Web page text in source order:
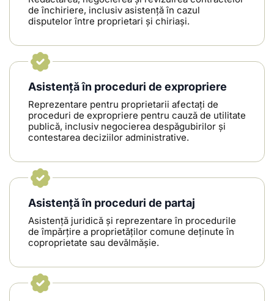
de închiriere, inclusiv asistență în cazul
disputelor între proprietari și chiriași.
Asistență în proceduri de expropriere
Reprezentare pentru proprietarii afectați de
proceduri de expropriere pentru cauză de utilitate
publică, inclusiv negocierea despăgubirilor și
contestarea deciziilor administrative.
Asistență în proceduri de partaj
Asistență juridică și reprezentare în procedurile
de împărțire a proprietăților comune deținute în
coproprietate sau devălmășie.